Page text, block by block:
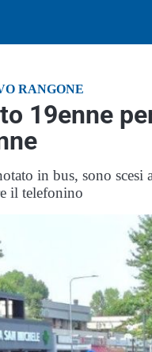
RANGONE
19enne
in bus, sono
il telefonino